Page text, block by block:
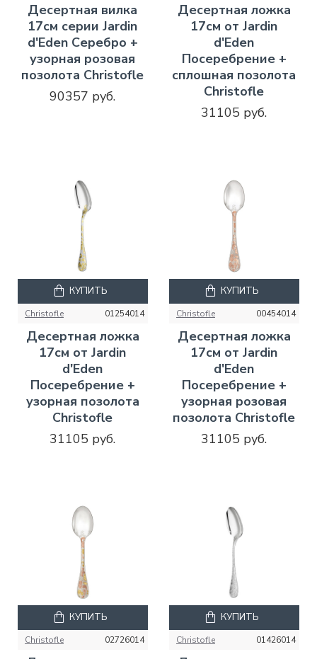
Десертная вилка
17см серии Jardin
d'Eden Серебро +
узорная розовая
позолота Christofle
90357 руб.
Десертная ложка
17см от Jardin
d'Eden
Посеребрение +
сплошная позолота
Christofle
31105 руб.
Christofle 01254014
Десертная ложка
17см от Jardin
d'Eden
Посеребрение +
узорная позолота
Christofle
31105 руб.
КУПИТЬ
Christofle 00454014
Десертная ложка
17см от Jardin
d'Eden
Посеребрение +
узорная розовая
позолота Christofle
31105 руб.
КУПИТЬ
Christofle 02726014
КУПИТЬ
Christofle 01426014
КУПИТЬ